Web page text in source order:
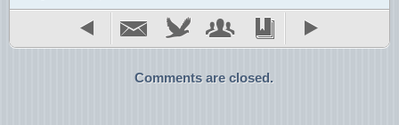
Comments are closed.